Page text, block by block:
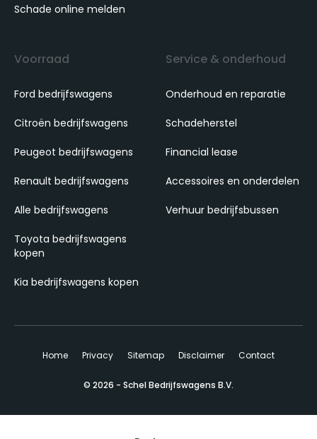
Schade online melden
Voorraad
Ford bedrijfswagens
Citroën bedrijfswagens
Peugeot bedrijfswagens
Renault bedrijfswagens
Alle bedrijfswagens
Toyota bedrijfswagens
kopen
Kia bedrijfswagens kopen
Service & onderhoud
Onderhoud en reparatie
Schadeherstel
Financial lease
Accessoires en onderdelen
Verhuur bedrijfsbussen
Home Privacy Sitemap Disclaimer Contact
© 2026 - Schel Bedrijfswagens B.V.